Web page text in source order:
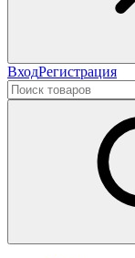
ВходРегистрация